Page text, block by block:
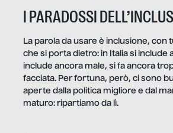
I PARADOSSI
La parola da usare è inclusione, con
che si porta dietro: in Italia si include
include ancora male, si fa ancora
facciata. Per fortuna, però, ci sono
aperte dalla politica migliore e dal
maturo: ripartiamo da lì.